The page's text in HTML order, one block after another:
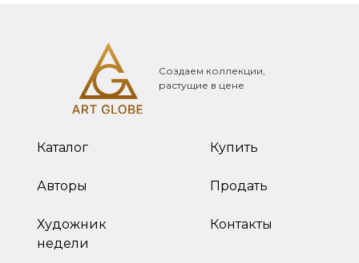
Создаем коллекции,
растущие в цене
Каталог
Авторы
Художник
недели
Купить
Продать
Контакты